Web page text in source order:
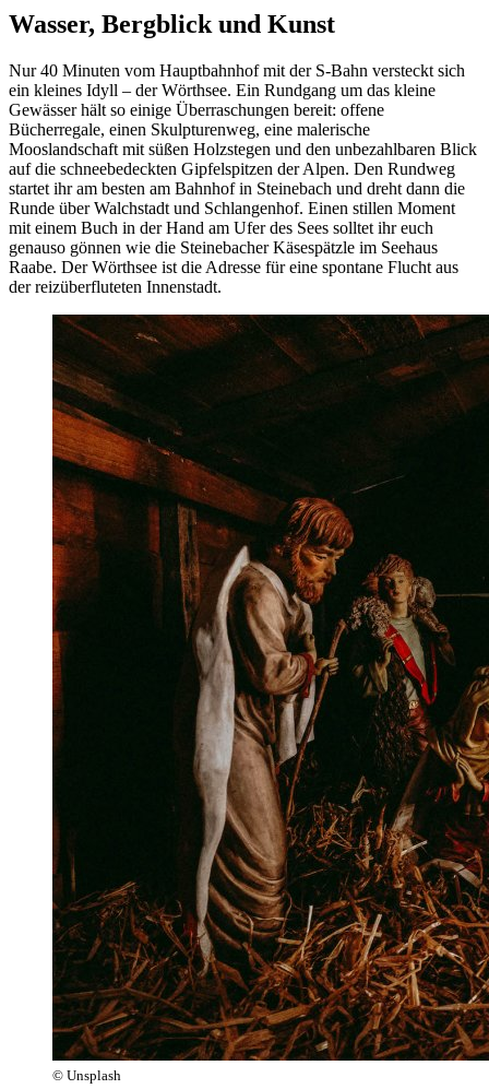
Wasser, Bergblick und Kunst
Nur 40 Minuten vom Hauptbahnhof mit der S-Bahn versteckt sich
ein kleines Idyll – der Wörthsee. Ein Rundgang um das kleine
Gewässer hält so einige Überraschungen bereit: offene
Bücherregale, einen Skulpturenweg, eine malerische
Mooslandschaft mit süßen Holzstegen und den unbezahlbaren Blick
auf die schneebedeckten Gipfelspitzen der Alpen. Den Rundweg
startet ihr am besten am Bahnhof in Steinebach und dreht dann die
Runde überWalchstadt und Schlangenhof. Einen stillen Moment
mit einem Buch in der Hand am Ufer des Sees solltet ihr euch
genauso gönnen wie die SteinebacherKäsespätzle im Seehaus
Raabe. Der Wörthsee ist die Adresse füreine spontane Flucht aus
der reizüberfluteten Innenstadt.
© Unsplash